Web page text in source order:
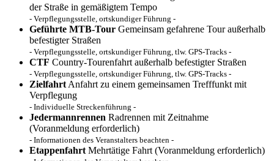
der Straße in gemäßigtem Tempo
- Verpflegungsstelle, ortskundiger Führung -
Geführte MTB-Tour Gemeinsam gefahrene Tour außerhalb
befestigter Straßen
- Verpflegungsstelle, ortskundiger Führung, tlw. GPS-Tracks -
CTF Country-Tourenfahrt außerhalb befestigter Straßen
- Verpflegungsstelle, ortskundiger Führung, tlw. GPS-Tracks -
Zielfahrt Anfahrt zu einem gemeinsamen Trefffunkt mit
Verpflegung
- Individuelle Streckenführung -
Jedermannrennen Radrennen mit Zeitnahme
(Voranmeldung erforderlich)
- Informationen des Veranstalters beachten -
Etappenfahrt Mehrtätige Fahrt (Voranmeldung erforderlich)